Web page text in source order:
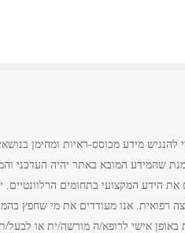
מידע מבוסס-ראיות ומהימן
שהמידע המובא באתר יהיה העדכני
את הידע המקצועי בתחומים הרלוונטיים.
רפואית. אנו מעודדים את מי שחפץ
באופן אישי לרופא/ה מורשה/ית או